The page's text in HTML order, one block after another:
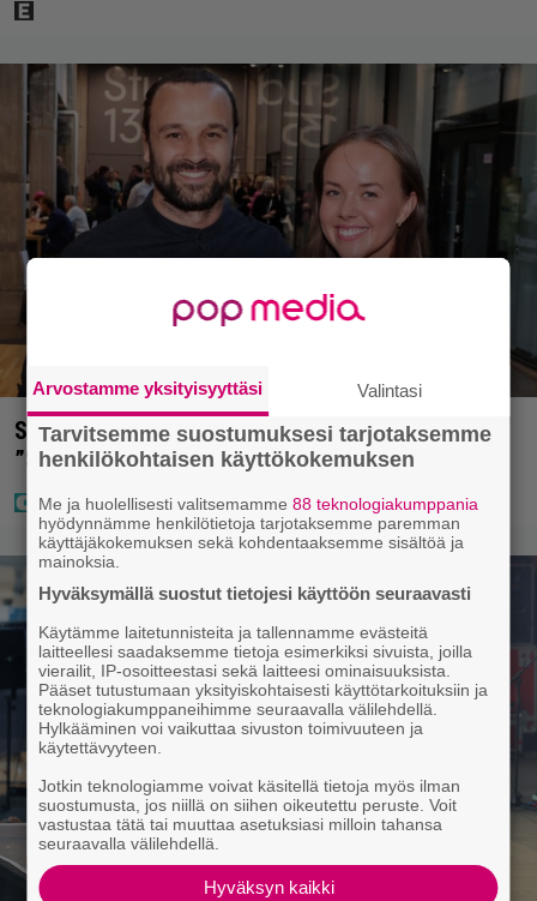
Sara ja Mikko Parikka etsivät uutta kotia –
”Seuraavaan kotiin tämmöinen”
Arvostamme yksityisyyttäsi Valintasi
Tarvitsemme suostumuksesi tarjotaksemme
henkilökohtaisen käyttökokemuksen
Me ja huolellisesti valitsemamme88 teknologiakumppania
hyödynnämme henkilötietoja tarjotaksemme paremman
käyttäjäkokemuksen sekä kohdentaaksemme sisältöä ja
mainoksia.
Hyväksymällä suostut tietojesi käyttöön seuraavasti
Käytämme laitetunnisteita ja tallennamme evästeitä
laitteellesi saadaksemme tietoja esimerkiksi sivuista, joilla
vierailit, IP-osoitteestasi sekä laitteesi ominaisuuksista.
Pääset tutustumaan yksityiskohtaisesti käyttötarkoituksiin ja
teknologiakumppaneihimme seuraavalla välilehdellä.
Hylkääminen voi vaikuttaa sivuston toimivuuteen ja
käytettävyyteen.
Jotkin teknologiamme voivat käsitellä tietoja myös ilman
suostumusta, jos niillä on siihen oikeutettu peruste. Voit
vastustaa tätä tai muuttaa asetuksiasi milloin tahansa
seuraavalla välilehdellä.
Hyväksyn kaikki